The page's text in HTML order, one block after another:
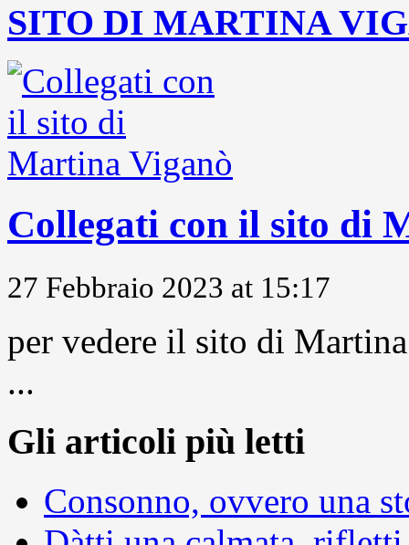
SITO DI MARTINA
Collegati con il sito di
27 Febbraio 2023 at 15:17
per vedere il sito di
...
Gli articoli più letti
Consonno, ovvero una